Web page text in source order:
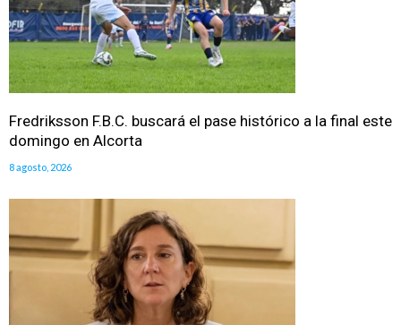
Fredriksson F.B.C. buscará el pase histórico a la final este
domingo en Alcorta
8 agosto, 2026